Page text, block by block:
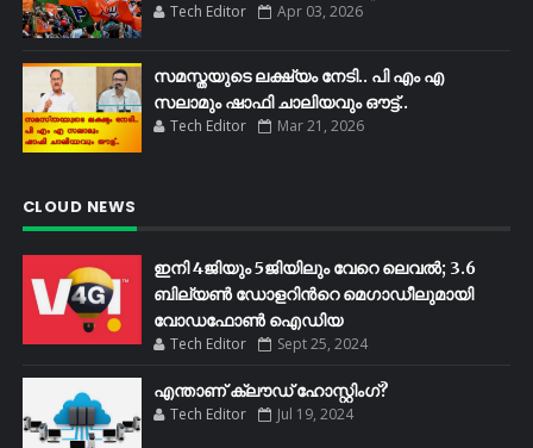
Tech Editor Apr 03, 2026
സമസ്തയുടെ ലക്ഷ്യം നേടി.. പി എം എ
സലാമും ഷാഫി ചാലിയവും ഔട്ട്..
Tech Editor Mar 21, 2026
CLOUD NEWS
ഇനി 4ജിയും 5ജിയിലും വേറെ ലെവൽ; 3.6
ബില്യണ്‍ ഡോളറിന്‍റെ മെഗാഡീലുമായി
വോഡഫോണ്‍ ഐഡിയ
Tech Editor Sept 25, 2024
എന്താണ് ക്ലൗഡ് ഹോസ്റ്റിംഗ്?
Tech Editor Jul 19, 2024